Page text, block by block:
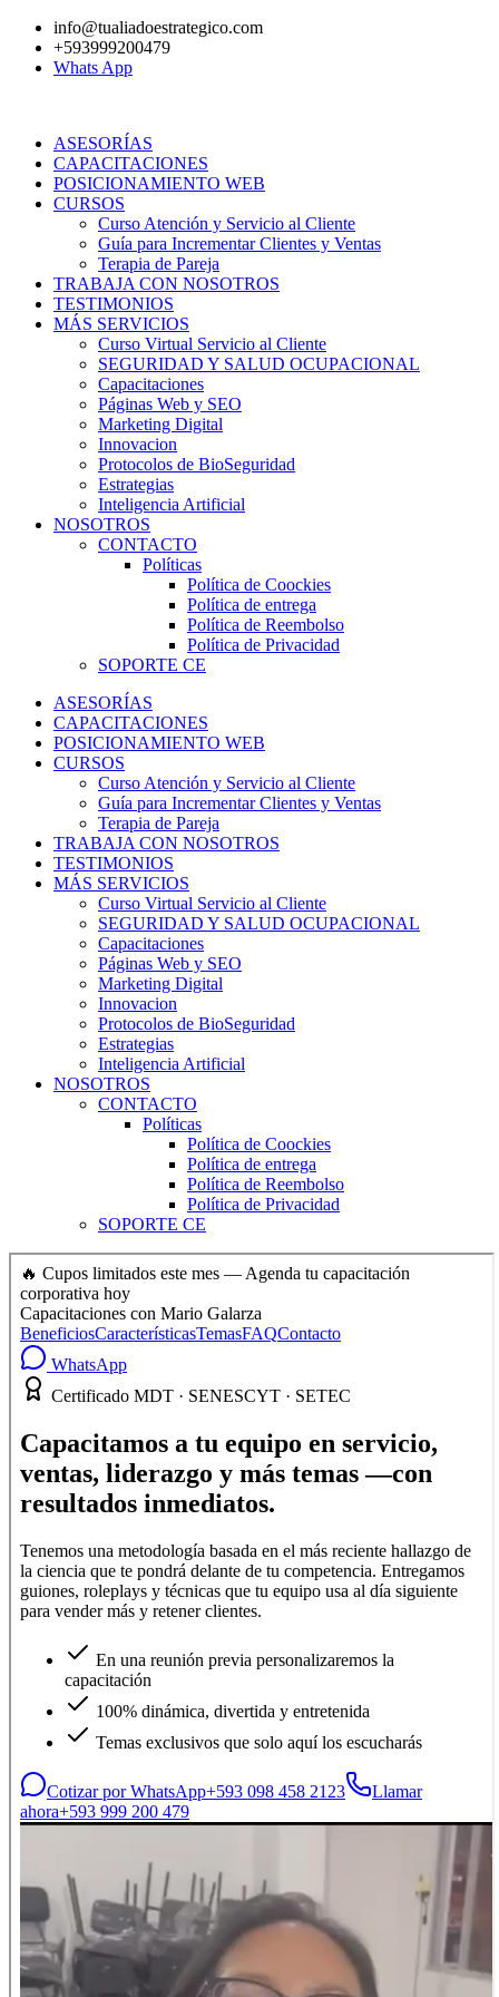
contenido
info@tualiadoestrategico.com
+593999200479
Whats App
ASESORÍAS
CAPACITACIONES
POSICIONAMIENTO WEB
CURSOS
Curso Atención y Servicio al Cliente
Guía para Incrementar Clientes y Ventas
Terapia de Pareja
TRABAJA CON NOSOTROS
TESTIMONIOS
MÁS SERVICIOS
Curso Virtual Servicio al Cliente
SEGURIDAD Y SALUD OCUPACIONAL
Capacitaciones
Páginas Web y SEO
Marketing Digital
Innovacion
Protocolos de BioSeguridad
Estrategias
Inteligencia Artificial
NOSOTROS
CONTACTO
Políticas
Política de Coockies
Política de entrega
Política de Reembolso
Política de Privacidad
SOPORTE CE
ASESORÍAS
CAPACITACIONES
POSICIONAMIENTO WEB
CURSOS
Curso Atención y Servicio al Cliente
Guía para Incrementar Clientes y Ventas
Terapia de Pareja
TRABAJA CON NOSOTROS
TESTIMONIOS
MÁS SERVICIOS
Curso Virtual Servicio al Cliente
SEGURIDAD Y SALUD OCUPACIONAL
Capacitaciones
Páginas Web y SEO
Marketing Digital
Innovacion
Protocolos de BioSeguridad
Estrategias
Inteligencia Artificial
NOSOTROS
CONTACTO
Políticas
Política de Coockies
Política de entrega
Política de Reembolso
Política de Privacidad
SOPORTE CE